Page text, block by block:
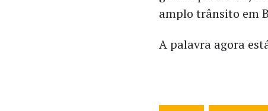
amplo trânsito em
A palavra agora